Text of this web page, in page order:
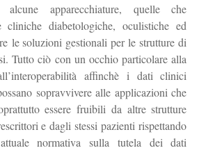
alcune apparecchiature, quelle che
cliniche diabetologiche, oculistiche ed
le soluzioni gestionali per le strutture di
Tutto ciò con un occhio particolare alla
affinchè i dati clinici
sopravvivere alle applicazioni che
essere fruibili da altre strutture
e dagli stessi pazienti rispettando
normativa sulla tutela dei dati